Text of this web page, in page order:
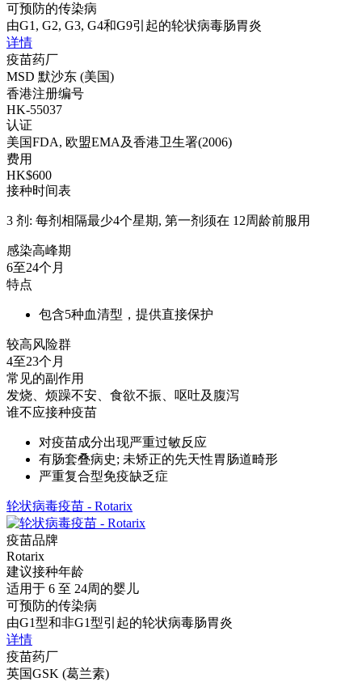
可预防的传染病
由G1, G2, G3, G4和G9引起的轮状病毒肠胃炎
详情
疫苗药厂
MSD 默沙东 (美国)
香港注册编号
HK-55037
认证
美国FDA, 欧盟EMA及香港卫生署(2006)
费用
HK$600
接种时间表
3 剂: 每剂相隔最少4个星期, 第一剂须在 12周龄前服用
感染高峰期
6至24个月
特点
包含5种血清型，提供直接保护
较高风险群
4至23个月
常见的副作用
发烧、烦躁不安、食欲不振、呕吐及腹泻
谁不应接种疫苗
对疫苗成分出现严重过敏反应
有肠套叠病史; 未矫正的先天性胃肠道畸形
严重复合型免疫缺乏症
轮状病毒疫苗 - Rotarix
疫苗品牌
Rotarix
建议接种年龄
适用于 6 至 24周的婴儿
可预防的传染病
由G1型和非G1型引起的轮状病毒肠胃炎
详情
疫苗药厂
英国GSK (葛兰素)